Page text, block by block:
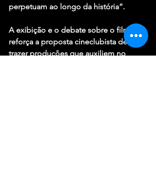
perpetuam ao longo da história”.
A exibição e o debate sobre o filme
reforça a proposta cineclubista de
trazer produções que auxiliem no